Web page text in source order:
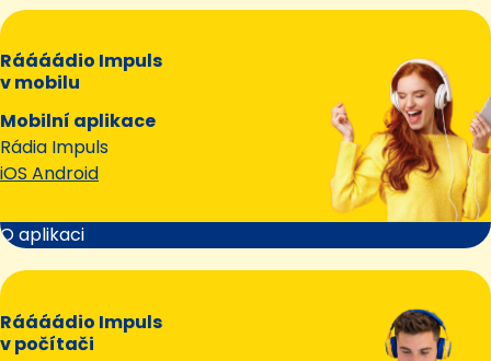
Ráááádio Impuls
v mobilu
Mobilní aplikace
Rádia Impuls
iOS Android
O aplikaci
Ráááádio Impuls
v počítači